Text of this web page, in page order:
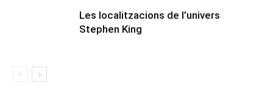
Les localitzacions de l’univers
Stephen King